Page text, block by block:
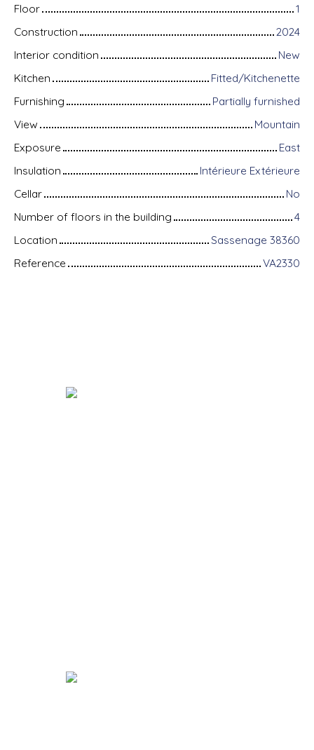
Floor
1
Construction
2024
Interior condition
New
Kitchen
Fitted/Kitchenette
Furnishing
Partially furnished
View
Mountain
Exposure
East
Insulation
Intérieure Extérieure
Cellar
No
Number of floors in the building
4
Location
Sassenage 38360
Reference
VA2330